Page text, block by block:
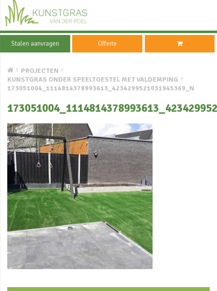
Stalen aanvragen Offerte
PROJECTEN
KUNSTGRAS ONDER SPEELTOESTEL MET VALDEMPING
173051004_1114814378993613_4234299521031945369_N